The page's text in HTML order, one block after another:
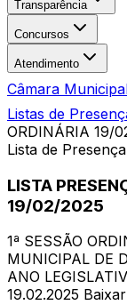
Transparência
Concursos
Atendimento
Câmara
Listas de
ORDINÁRIA 19/
Lista de Presença
LISTA
19/02/2025
1ª SESSÃO
MUNICIPAL DE
ANO
19.02.2025 Baixar